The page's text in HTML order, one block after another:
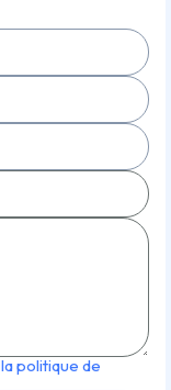
la politique de